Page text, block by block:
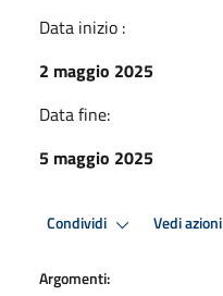
Data inizio :
2 maggio 2025
Data fine:
5 maggio 2025
Condividi Vedi azioni
Argomenti: